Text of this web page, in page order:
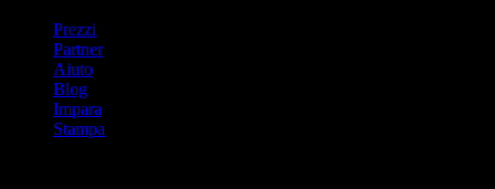
Prezzi
Partner
Aiuto
Blog
Impara
Stampa